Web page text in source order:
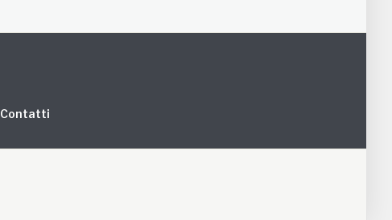
Contatti